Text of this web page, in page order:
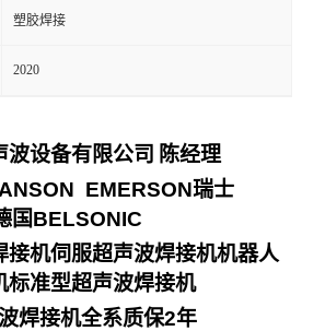
塑胶焊接
2020
波设备有限公司 陈经理
EMERSON瑞士
国BELSONIC
接机伺服超声波焊接机机器人
标准型超声波焊接机
焊接机全系质保2年